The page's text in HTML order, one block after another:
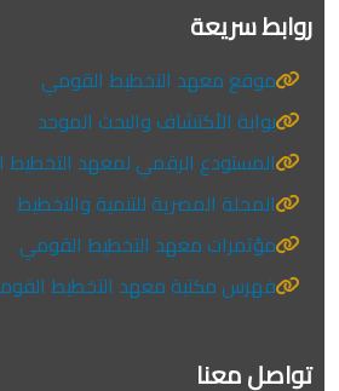
روابط سريعة
موقع معهد التخطيط القومي
بوابة الأكتشاف والبحث الموحد
المستودع الرقمي لمعهد
المجلة المصرية للتنمية والتخطيط
مؤتمرات معهد التخطيط القومي
فهرس مكتبة معهد التخطيط
تواصل معنا